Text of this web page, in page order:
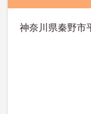
神奈川県秦野市